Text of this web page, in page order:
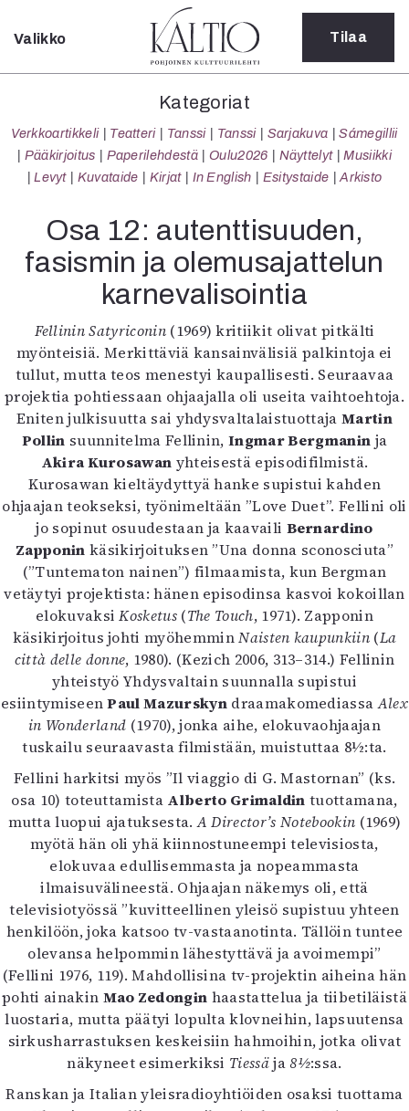
Sulje
Kategoriat
Verkkoartikkeli
Teatteri
Tanssi
Sarjakuva
Sámegillii
Pääkirjoitus
Paperilehdestä
Oulu2026
Näyttelyt
Musiikki
Levyt
Kuvataide
Kirjat
In English
Esitystaide
Arkisto
Lehdet
4/2026
2–3/2026
1/2026
6/2025
5/2025 saame
5/2025
Lehtiarkisto
Info
Tilaus ja irtonumerot
Yhteistyössä
Toimitus
Mediatiedot
Kaltio ry
Valikko Tilaa
Kategoriat
Verkkoartikkeli Teatteri Tanssi Tanssi Sarjakuva
Sámegillii
Pääkirjoitus
Paperilehdestä Oulu2026 Näyttelyt
Musiikki
Levyt
Kuvataide Kirjat In English Esitystaide Arkisto
Osa 12: autenttisuuden,
fasismin ja olemusajattelun
karnevalisointia
Fellinin Satyriconin(1969) kritiikit olivat pitkälti
myönteisiä. Merkittäviä kansainvälisiä palkintoja ei
tullut, mutta teos menestyi kaupallisesti. Seuraavaa
projektia pohtiessaan ohjaajalla oli useita vaihtoehtoja.
Eniten julkisuutta sai yhdysvaltalaistuottaja Martin
Pollin suunnitelma Fellinin,Ingmar Bergmanin ja
Akira Kurosawan yhteisestä episodifilmistä.
Kurosawan kieltäydyttyä hanke supistui kahden
ohjaajan teokseksi, työnimeltään ”Love Duet”. Fellini oli
jo sopinut osuudestaan ja kaavaili Bernardino
Zapponin käsikirjoituksen ”Una donna sconosciuta”
(”Tuntematon nainen”) filmaamista, kun Bergman
vetäytyi projektista: hänen episodinsa kasvoi kokoillan
elokuvaksiKosketus (The Touch, 1971). Zapponin
käsikirjoitus johti myöhemminNaisten kaupunkiin (La
città delle donne, 1980). (Kezich 2006, 313–314.) Fellinin
yhteistyö Yhdysvaltain suunnalla supistui
esiintymiseenPaul MazurskyndraamakomediassaAlex
in Wonderland (1970), jonka aihe, elokuvaohjaajan
tuskailu seuraavasta filmistään, muistuttaa 8½:ta.
Fellini harkitsi myös ”Il viaggio di G. Mastornan” (ks.
osa 10) toteuttamista Alberto Grimaldin tuottamana,
mutta luopui ajatuksesta.A Director’s Notebookin (1969)
myötä hän oli yhä kiinnostuneempi televisiosta,
elokuvaa edullisemmasta ja nopeammasta
ilmaisuvälineestä. Ohjaajan näkemys oli, että
televisiotyössä ”kuvitteellinen yleisö supistuu yhteen
henkilöön, joka katsoo tv-vastaanotinta. Tällöin tuntee
olevansa helpommin lähestyttävä ja avoimempi”
(Fellini 1976, 119). Mahdollisina tv-projektin aiheina hän
pohti ainakin Mao Zedongin haastattelua ja tiibetiläistä
luostaria, mutta päätyi lopulta klovneihin, lapsuutensa
sirkusharrastuksen keskeisiin hahmoihin, jotka olivat
näkyneet esimerkiksi Tiessäja8½:ssa.
Ranskan ja Italian yleisradioyhtiöiden osaksi tuottama